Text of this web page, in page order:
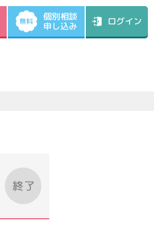
無料 個別相談
申し込み ログイン